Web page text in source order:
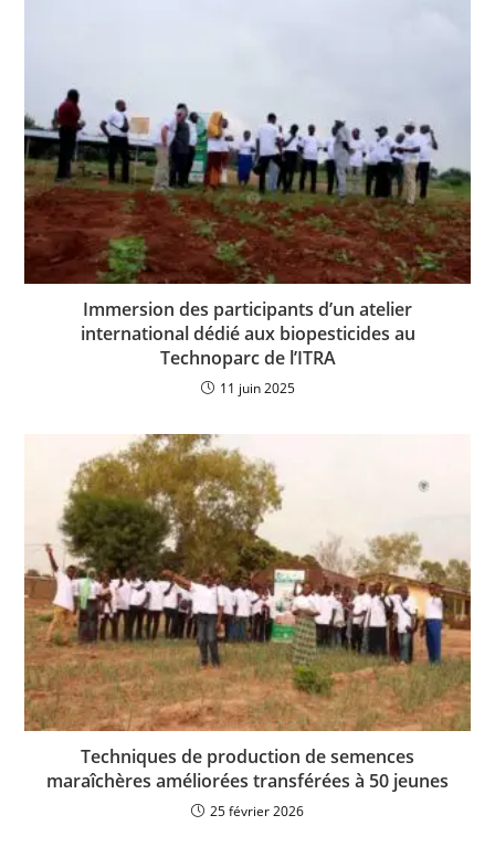
Immersion des participants d’un atelier
international dédié aux biopesticides au
Technoparc de l’ITRA
11 juin 2025
Techniques de production de semences
maraîchères améliorées transférées à 50 jeunes
25 février 2026